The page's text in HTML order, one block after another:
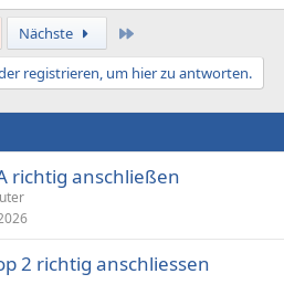
Nächste
registrieren, um hier zu antworten.
richtig anschließen
2 richtig anschliessen